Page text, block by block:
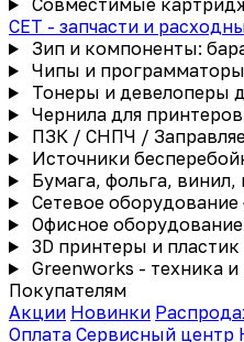
Совместимые
CET - запчасти и
Зип и компоненты:
Чипы и
Тонеры и девелоперы
Чернила для
ПЗК / СНПЧ /
Источники
Бумага, фольга, винил,
Сетевое оборудование
Офисное
3D принтеры и пластик
Greenworks - техника
Покупателям
Акции Новинки
Оплата Сервисный центр